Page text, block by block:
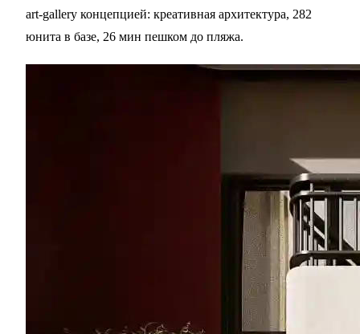
art-gallery концепцией: креативная архитектура, 282
юнита в базе, 26 мин пешком до пляжа.